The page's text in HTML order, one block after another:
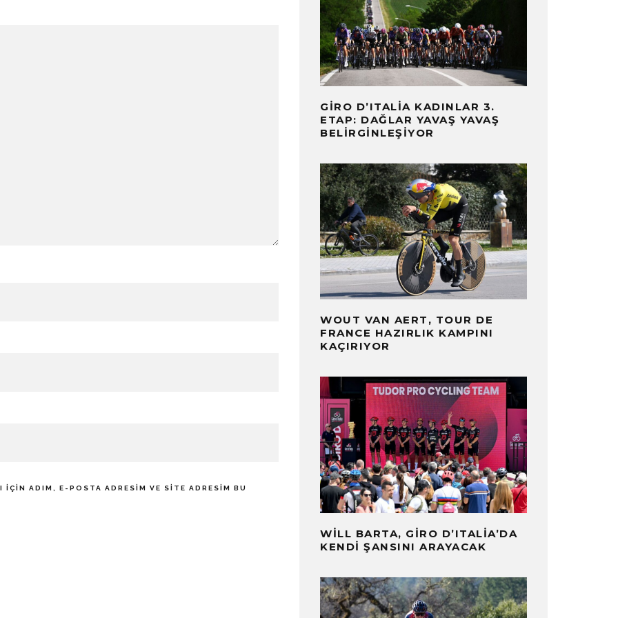
ADIM, E-POSTA ADRESIM VE SITE ADRESIM BU
GIRO D’ITALIA KADINLAR 3.
ETAP: DAĞLAR YAVAŞ YAVAŞ
BELIRGINLEŞIYOR
WOUT VAN AERT, TOUR DE
FRANCE HAZIRLIK KAMPINI
KAÇIRIYOR
WILL BARTA, GIRO D’ITALIA’DA
KENDI ŞANSINI ARAYACAK